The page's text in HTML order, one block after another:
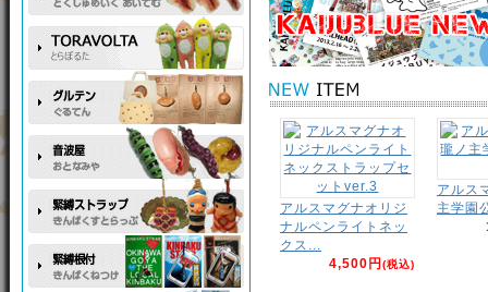
アルスマグナオリジ
ナルペンライトネッ
クス...
4,500円(税込)
アルス
主学園